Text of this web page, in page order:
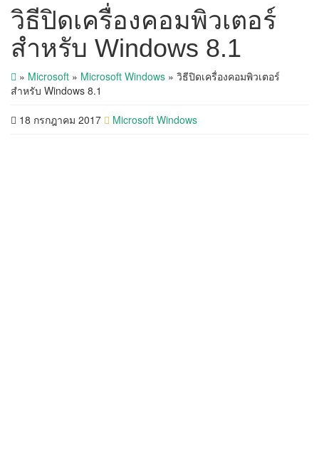
วิธีปิดเครื่องคอมพิวเตอร์
สำหรับ Windows 8.1
» Microsoft » Microsoft Windows » วิธีปิดเครื่องคอมพิวเตอร์
สำหรับ Windows 8.1
18
18 กรกฎาคม 2017 Microsoft Windows